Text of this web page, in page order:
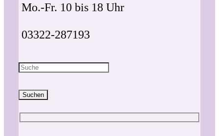
Mo.-Fr. 10 bis 18 Uhr
03322-287193
Suchen